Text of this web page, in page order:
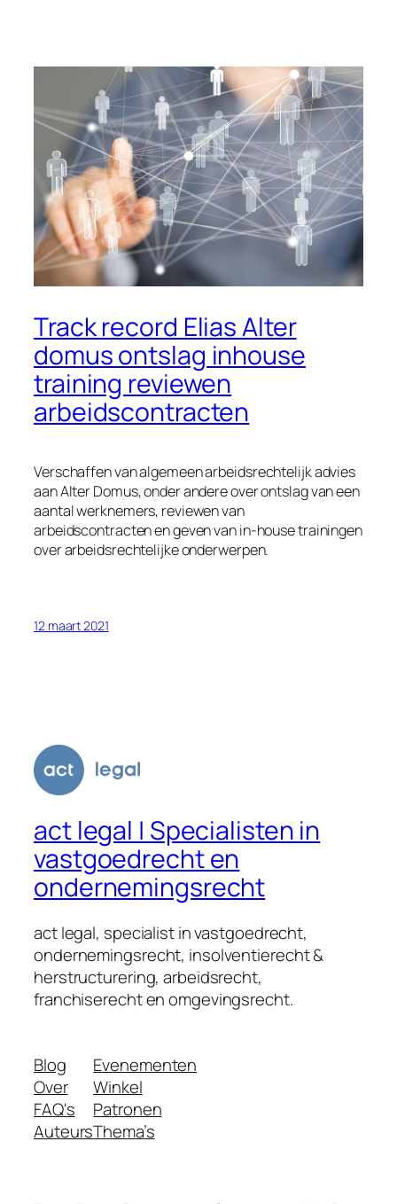
Track record Elias Alter
domus ontslag inhouse
training reviewen
arbeidscontracten
Verschaffen van algemeen arbeidsrechtelijk advies
aan Alter Domus, onder andere over ontslag van een
aantal werknemers, reviewen van
arbeidscontracten en geven van in-house trainingen
over arbeidsrechtelijke onderwerpen.
12 maart 2021
act legal | Specialisten in
vastgoedrecht en
ondernemingsrecht
act legal, specialist in vastgoedrecht,
ondernemingsrecht, insolventierecht &
herstructurering, arbeidsrecht,
franchiserecht en omgevingsrecht.
Blog
Over
FAQ's
Auteurs
Evenementen
Winkel
Patronen
Thema’s